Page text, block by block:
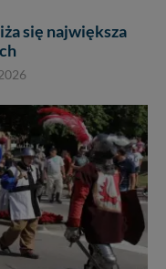
się największa